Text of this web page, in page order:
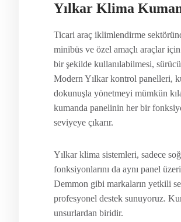
Yılkar Klima
Ticari araç iklimlendirme
minibüs ve özel amaçlı araçlar
bir şekilde kullanılabilmesi,
Modern Yılkar kontrol panelleri,
dokunuşla yönetmeyi mümkün
kumanda panelinin her bir
seviyeye çıkarır.
Yılkar klima sistemleri, sadece
fonksiyonlarını da aynı panel
Demmon gibi markaların yetkili
profesyonel destek sunuyoruz.
unsurlardan biridir.